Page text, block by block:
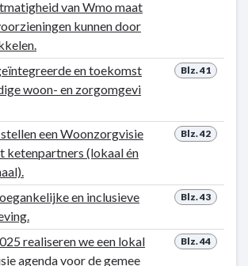
van Wmo maat
kunnen door
Blz. 41
en toekomst
woon- en zorgomgevi
Blz. 42
een Woonzorgvisie
ketenpartners (lokaal én
Blz. 43
en inclusieve
Blz. 44
realiseren we een lokal
agenda voor de gemee